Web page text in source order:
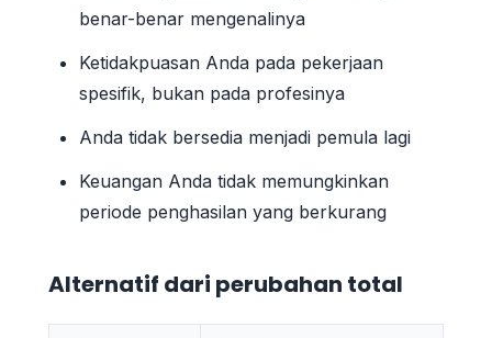
benar-benar mengenalinya
Ketidakpuasan Anda pada pekerjaan
spesifik, bukan pada profesinya
Anda tidak bersedia menjadi pemula lagi
Keuangan Anda tidak memungkinkan
periode penghasilan yang berkurang
Alternatif dari perubahan total